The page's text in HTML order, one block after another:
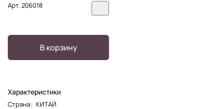
Арт.206018
В корзину
Характеристики
Страна: КИТАЙ